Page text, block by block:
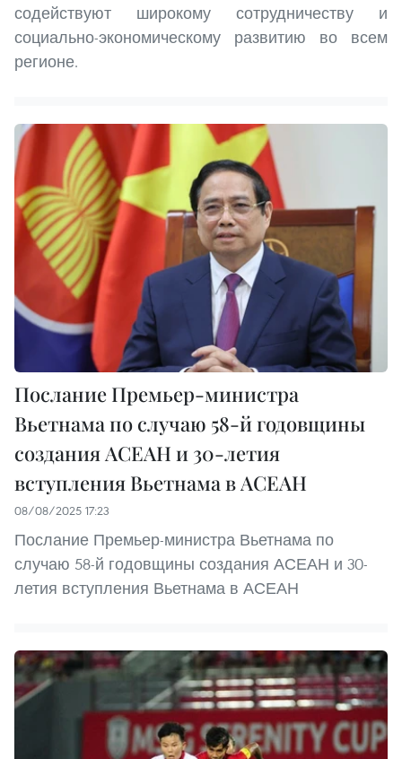
содействуют широкому сотрудничеству и
социально-экономическому развитию во всем
регионе.
Послание Премьер-министра
Вьетнама по случаю 58-й годовщины
создания АСЕАН и 30-летия
вступления Вьетнама в АСЕАН
08/08/2025 17:23
Послание Премьер-министра Вьетнама по
случаю 58-й годовщины создания АСЕАН и 30-
летия вступления Вьетнама в АСЕАН